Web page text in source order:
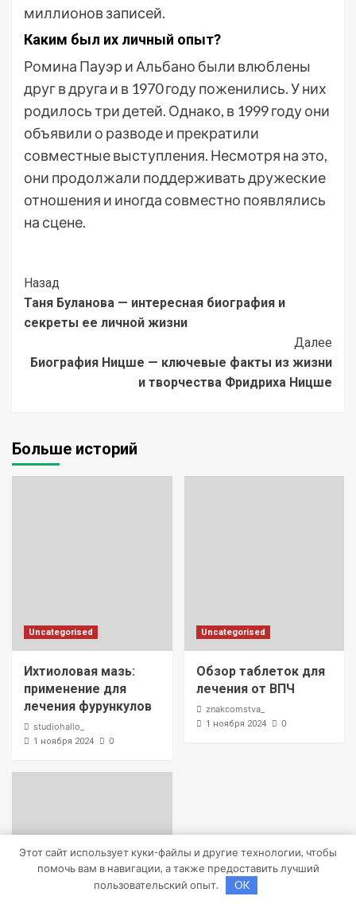
миллионов записей.
Каким был их личный опыт?
Ромина Пауэр и Альбано были влюблены
друг в друга и в 1970 году поженились. У них
родилось три детей. Однако, в 1999 году они
объявили о разводе и прекратили
совместные выступления. Несмотря на это,
они продолжали поддерживать дружеские
отношения и иногда совместно появлялись
на сцене.
Post
Navigation
Назад
Таня Буланова — интересная биография и
секреты ее личной жизни
Далее
Биография Ницше — ключевые факты из жизни
и творчества Фридриха Ницше
Больше историй
Uncategorised
Ихтиоловая мазь:
применение для
лечения фурункулов
studiohallo_
1 ноября 2024 0
Uncategorised
Обзор таблеток для
лечения от ВПЧ
znakcomstva_
1 ноября 2024 0
Этот сайт использует куки-файлы и другие технологии, чтобы
помочь вам в навигации, а также предоставить лучший
пользовательский опыт.
OK